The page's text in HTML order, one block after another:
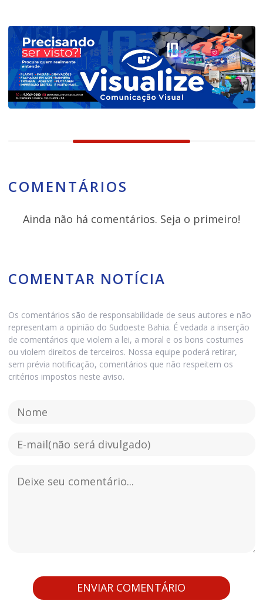
COMENTÁRIOS
Ainda não há comentários. Seja o primeiro!
COMENTAR NOTÍCIA
Os comentários são de responsabilidade de seus autores e não
representam a opinião do Sudoeste Bahia. É vedada a inserção
de comentários que violem a lei, a moral e os bons costumes
ou violem direitos de terceiros. Nossa equipe poderá retirar,
sem prévia notificação, comentários que não respeitem os
critérios impostos neste aviso.